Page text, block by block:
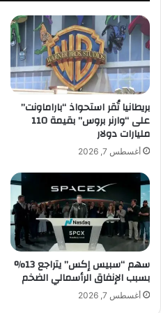
ل
و
ج
ي
ا
غ
م
ض
ف
ا
ل
ي
ن
م
ي
ع
ا
ت
ل
ت
ج
ر
ة
ا
ل
إ
ل
ك
ت
ر
بريطانيا تُقر استحواذ “باراماونت”
على “وارنر بروس” بقيمة 110
مليارات دولار
أغسطس 7, 2026
سهم “سبيس إكس” يتراجع 13%
بسبب الإنفاق الرأسمالي الضخم
أغسطس 7, 2026